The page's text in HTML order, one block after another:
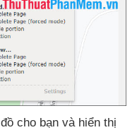
cho bạn và hiển thị